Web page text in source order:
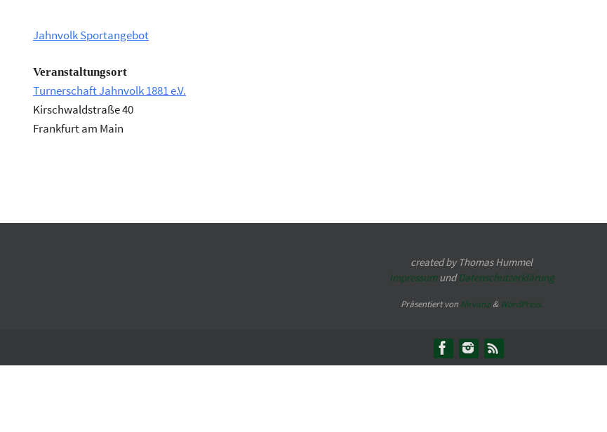
Jahnvolk Sportangebot
Veranstaltungsort
Turnerschaft Jahnvolk 1881 e.V.
Kirschwaldstraße 40
Frankfurt am Main
created by Thomas Hummel
ImpressumundDatenschutzerklärung
Präsentiert von Nirvana & WordPress.